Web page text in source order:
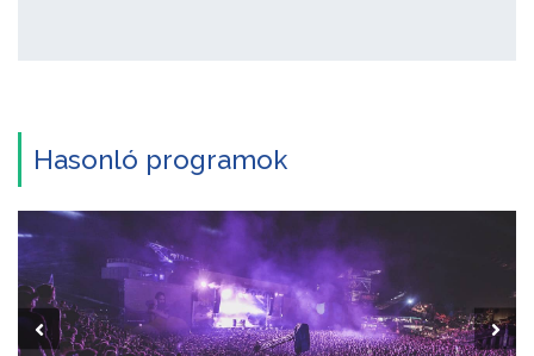
Hasonló programok